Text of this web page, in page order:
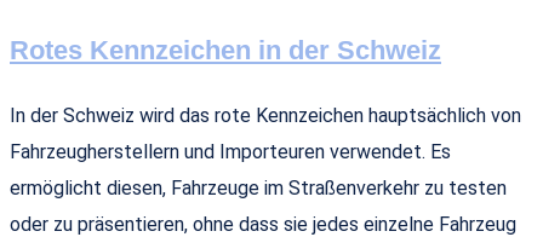
Rotes Kennzeichen in der Schweiz
In der Schweiz wird das rote Kennzeichen hauptsächlich von
Fahrzeugherstellern und Importeuren verwendet. Es
ermöglicht diesen, Fahrzeuge im Straßenverkehr zu testen
oder zu präsentieren, ohne dass sie jedes einzelne Fahrzeug